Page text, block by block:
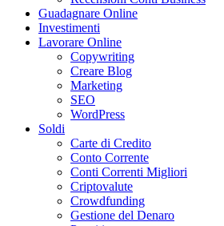
Guadagnare Online
Investimenti
Lavorare Online
Copywriting
Creare Blog
Marketing
SEO
WordPress
Soldi
Carte di Credito
Conto Corrente
Conti Correnti Migliori
Criptovalute
Crowdfunding
Gestione del Denaro